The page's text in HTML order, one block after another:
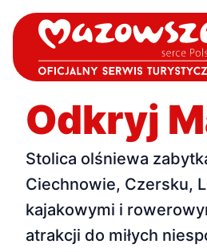
Odkryj
Stolica olśniewa
Ciechnowie, Czersku,
kajakowymi i
atrakcji do miłych